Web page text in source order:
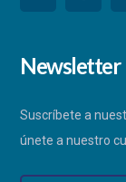
Newsletter
Suscríbete a
únete a nuestro